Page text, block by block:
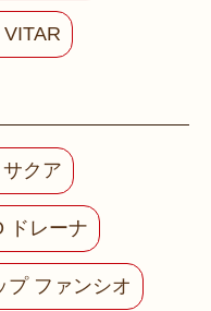
VITAR
クア
ドレーナ
プ ファンシオ